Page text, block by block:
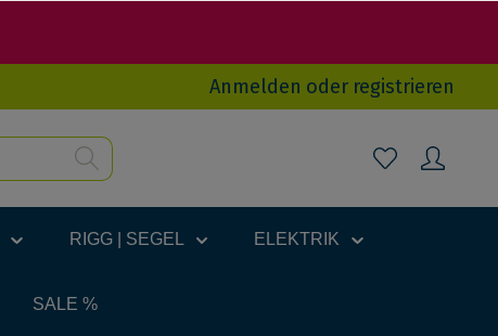
Anmelden oder registrieren
RIGG | SEGEL ELEKTRIK
SALE %